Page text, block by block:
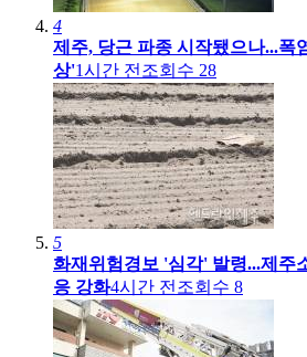
4
제주, 당근 파종 시작됐으나...폭
상'1시간 전 조회수 28
5
화재위험경보 '심각' 발령...제주
응 강화4시간 전 조회수 8